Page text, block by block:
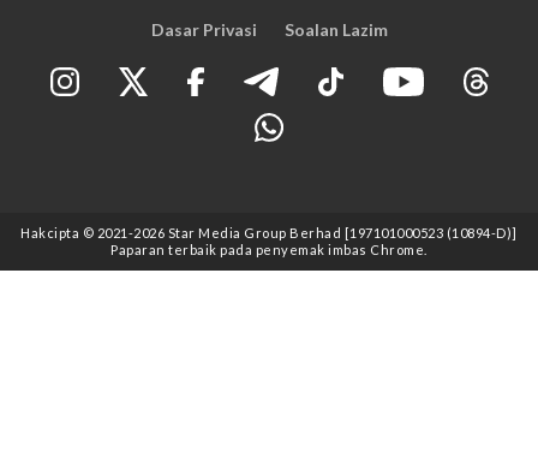
Dasar Privasi Soalan Lazim
Hakcipta © 2021 -2026 Star Media Group Berhad [197101000523 (10894-D)]
Paparan terbaik pada penyemak imbas Chrome.